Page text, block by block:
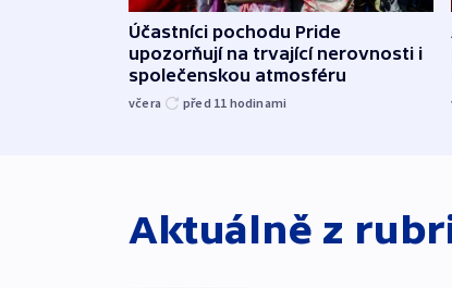
Účastníci pochodu Pride
upozorňují na trvající nerovnosti i
společenskou atmosféru
včera před 11 hodinami
Aktuálně z